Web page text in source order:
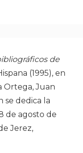
de
(1995), en
Ortega, Juan
se dedica la
de agosto de
Jerez,